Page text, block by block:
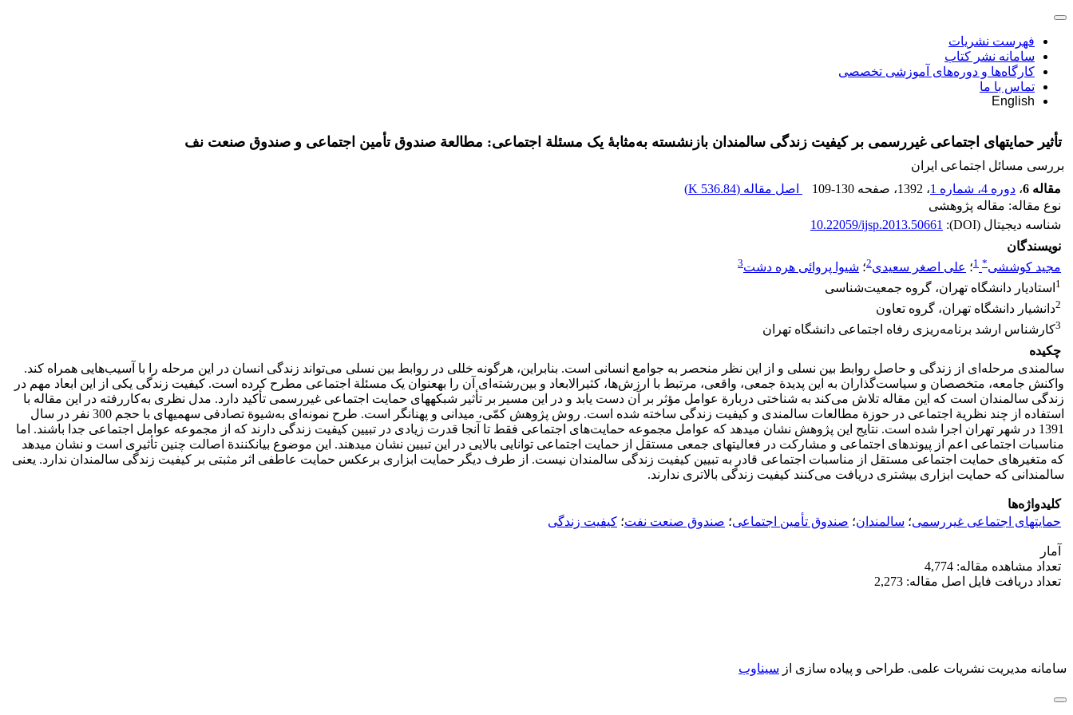
فهرست نشریات
سامانه نشر کتاب
کارگاه‌ها و دوره‌های آموزشی تخصصی
تماس با ما
English
تأثیر حمایت‏های اجتماعی غیر‌رسمی بر کیفیت زندگی سالمندان بازنشسته به‌مثابۀ یک مسئلة اجتماعی: مطالعة صندوق تأمین اجتماعی و صندوق صنعت نف
بررسی مسائل اجتماعی ایران
مقاله 6
، دوره 4، شماره 1 ، 1392 ، صفحه 109-130 اصل مقاله (536.84 K
)
نوع مقاله: مقاله پژوهشی
شناسه دیجیتال (DOI):
10.22059/ijsp.2013.50661
نویسندگان
مجید کوششی*
1؛ علی اصغر سعیدی2؛ شیوا پروائی هره دشت3
1 استادیار دانشگاه تهران، گروه جمعیت‌شناسی
2دانشیار دانشگاه تهران، گروه تعاون
3کارشناس ارشد برنامه‌ریزی رفاه اجتماعی دانشگاه تهران
چکیده
‌سالمندی مرحله‌ای از زندگی و حاصل روابط بین نسلی و از این نظر منحصر به جوامع انسانی است. بنابراین، هرگونه خللی در روابط بین نسلی می‌تواند زندگی انسان در این مرحله را با آسیب‌هایی همراه کند.
واکنش جامعه، متخصصان و سیاست‌گذاران به این پدیدة جمعی، واقعی، مرتبط با ارزش‌ها، کثیر‌الابعاد و بین‌رشته‌ای آن را به‏عنوان یک مسئلة اجتماعی مطرح کرده است. کیفیت زندگی یکی از این ابعاد مهم در
زندگی سالمندان است که این مقاله تلاش می‌کند به شناختی دربارة عوامل مؤثر بر آن دست یابد و در این مسیر بر تأثیر شبکه‏های حمایت اجتماعی غیررسمی تأکید دارد. مدل نظری به‌کار‌رفته در این مقاله با
استفاده از چند نظریة‏ اجتماعی در حوزة مطالعات سالمندی و کیفیت زندگی ساخته شده است. روش پژوهش کمّی، میدانی و پهنانگر است. طرح نمونه‌ای به‌شیوة تصادفی سهمیه‏ای با حجم 300 نفر در سال
1391 در شهر تهران اجرا شده است. نتایج این پژوهش نشان می‏دهد که عوامل مجموعه حمایت‌های اجتماعی فقط تا آنجا قدرت زیادی در تبیین کیفیت زندگی دارند که از مجموعه عوامل اجتماعی جدا باشند. اما
مناسبات اجتماعی اعم از پیوندهای اجتماعی و مشارکت در فعالیت‏های جمعی مستقل از حمایت اجتماعی توانایی بالایی در این تبیین نشان می‏دهند. این موضوع بیان‏کنندة اصالت چنین تأثیری است و نشان می‏دهد
که متغیرهای حمایت اجتماعی مستقل از مناسبات اجتماعی قادر به تبیین کیفیت زندگی سالمندان نیست. از طرف دیگر حمایت ابزاری برعکس حمایت عاطفی اثر مثبتی بر کیفیت زندگی سالمندان ندارد. یعنی
سالمندانی که حمایت ابزاری بیشتری دریافت می‌کنند کیفیت زندگی بالاتری ندارند.
کلیدواژه‌ها
حمایت‏های اجتماعی غیر‌رسمی؛ سالمندان؛ صندوق تأمین اجتماعی؛ صندوق صنعت نفت؛ کیفیت زندگی‌
آمار
تعداد مشاهده مقاله: 4,774
تعداد دریافت فایل اصل مقاله: 2,273
سامانه مدیریت نشریات علمی. طراحی و پیاده سازی از سیناوب